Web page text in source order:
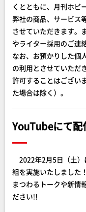
くとともに、月刊ホビ
弊社の商品、サービス
させていただきます。
やライター採用のご連
なお、お預かりした個
の利用とさせていただ
許可することはござい
た場合は除く）。
YouTubeにて配
2022年2月5日（土）
組を実施いたしました
まつわるトークや新
ださい!!